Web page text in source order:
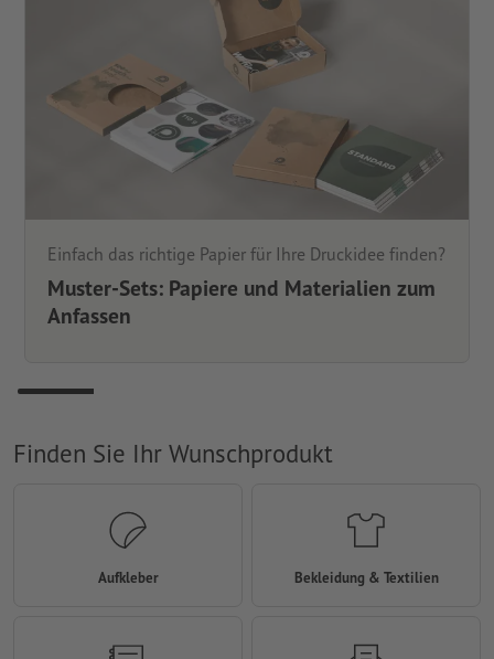
Einfach das richtige Papier für Ihre Druckidee finden?
Muster-Sets: Papiere und Materialien zum
Anfassen
Finden Sie Ihr Wunschprodukt
Aufkleber Bekleidung & Textilien